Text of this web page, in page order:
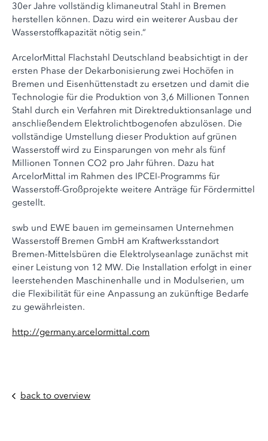
30er Jahre vollständig klimaneutral Stahl in Bremen
herstellen können. Dazu wird ein weiterer Ausbau der
Wasserstoffkapazität nötig sein.“
ArcelorMittal Flachstahl Deutschland beabsichtigt in der
ersten Phase der Dekarbonisierung zwei Hochöfen in
Bremen und Eisenhüttenstadt zu ersetzen und damit die
Technologie für die Produktion von 3,6 Millionen Tonnen
Stahl durch ein Verfahren mit Direktreduktionsanlage und
anschließendem Elektrolichtbogenofen abzulösen. Die
vollständige Umstellung dieser Produktion auf grünen
Wasserstoff wird zu Einsparungen von mehr als fünf
Millionen Tonnen CO2 pro Jahr führen. Dazu hat
ArcelorMittal im Rahmen des IPCEI-Programms für
Wasserstoff-Großprojekte weitere Anträge für Fördermittel
gestellt.
swb und EWE bauen im gemeinsamen Unternehmen
Wasserstoff Bremen GmbH am Kraftwerksstandort
Bremen-Mittelsbüren die Elektrolyseanlage zunächst mit
einer Leistung von 12 MW. Die Installation erfolgt in einer
leerstehenden Maschinenhalle und in Modulserien, um
die Flexibilität für eine Anpassung an zukünftige Bedarfe
zu gewährleisten.
http://germany.arcelormittal.com
back to overview